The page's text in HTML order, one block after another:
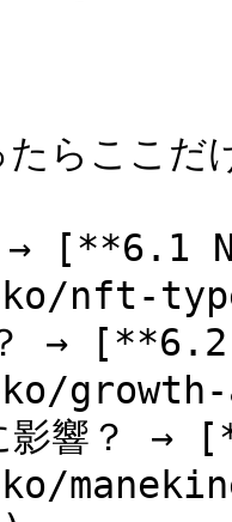
らここだ
[**6.1
nft-
→ [**6.2
growth-
影響？